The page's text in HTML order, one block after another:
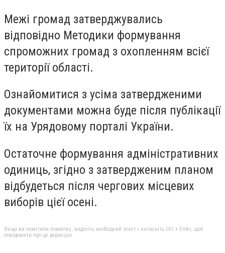
Межі громад затверджувались
відповідно Методики формування
спроможних громад з охопленням всієї
території області.
Ознайомитися з усіма затвердженими
документами можна буде після публікації
їх на Урядовому порталі України.
Остаточне формування адміністративних
одиниць, згідно з затвердженим планом
відбудеться після чергових місцевих
виборів цієї осені.
Якщо ви помітили помилку, виділіть необхідний текст і натисніть Ctrl + Enter, щоб
повідомити про це редакцію